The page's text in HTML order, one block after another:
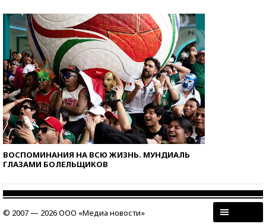
ВОСПОМИНАНИЯ НА ВСЮ ЖИЗНЬ. МУНДИАЛЬ
ГЛАЗАМИ БОЛЕЛЬЩИКОВ
© 2007 — 2026 ООО «Медиа новости»